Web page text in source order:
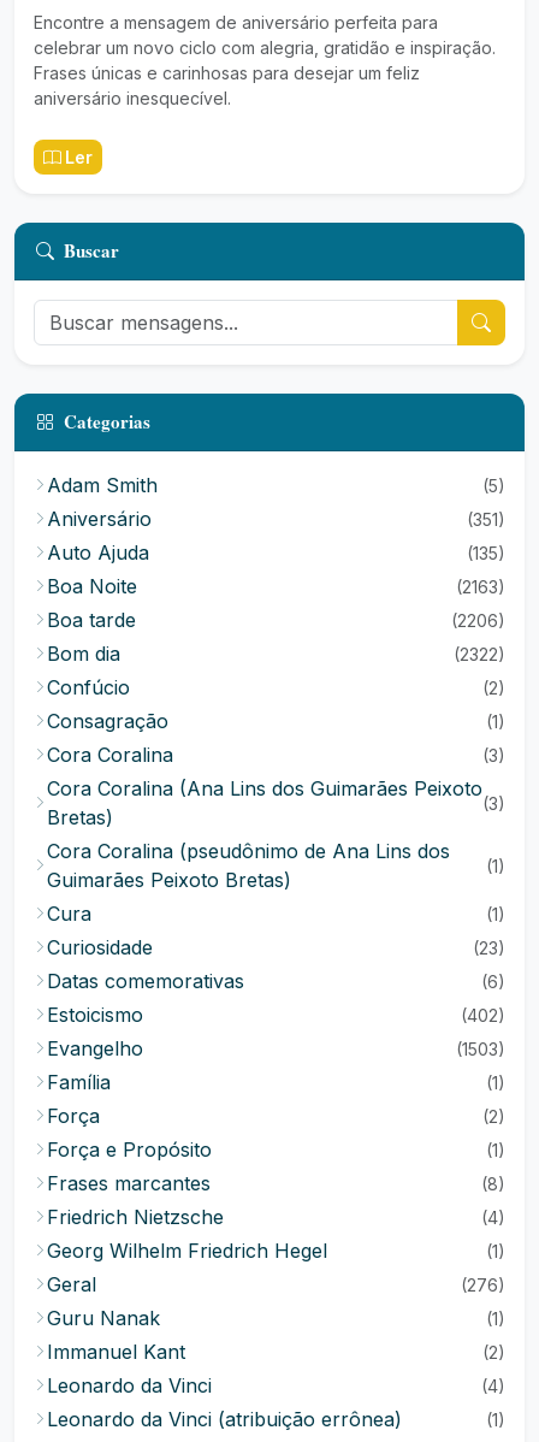
Encontre a mensagem de aniversário perfeita para
celebrar um novo ciclo com alegria, gratidão e inspiração.
Frases únicas e carinhosas para desejar um feliz
aniversário inesquecível.
Ler
Buscar
Categorias
Adam Smith (5)
Aniversário (351)
Auto Ajuda (135)
Boa Noite (2163)
Boa tarde (2206)
Bom dia (2322)
Confúcio (2)
Consagração (1)
Cora Coralina (3)
Cora Coralina (Ana Lins dos Guimarães Peixoto
Bretas)
(3)
Cora Coralina (pseudônimo de Ana Lins dos
Guimarães Peixoto Bretas)
(1)
Cura (1)
Curiosidade (23)
Datas comemorativas (6)
Estoicismo (402)
Evangelho (1503)
Família (1)
Força (2)
Força e Propósito (1)
Frases marcantes (8)
Friedrich Nietzsche (4)
Georg Wilhelm Friedrich Hegel (1)
Geral (276)
Guru Nanak (1)
Immanuel Kant (2)
Leonardo da Vinci (4)
Leonardo da Vinci (atribuição errônea) (1)